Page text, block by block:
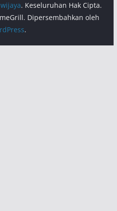
. Keseluruhan Hak Cipta.
Dipersembahkan oleh
.